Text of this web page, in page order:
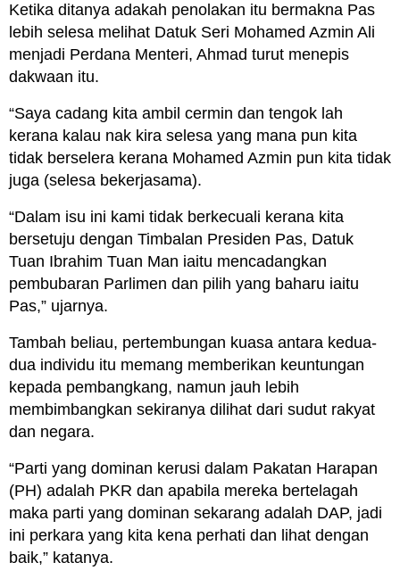
Ketika ditanya adakah penolakan itu bermakna Pas
lebih selesa melihat Datuk Seri Mohamed Azmin Ali
menjadi Perdana Menteri, Ahmad turut menepis
dakwaan itu.
“Saya cadang kita ambil cermin dan tengok lah
kerana kalau nak kira selesa yang mana pun kita
tidak berselera kerana Mohamed Azmin pun kita tidak
juga (selesa bekerjasama).
“Dalam isu ini kami tidak berkecuali kerana kita
bersetuju dengan Timbalan Presiden Pas, Datuk
Tuan Ibrahim Tuan Man iaitu mencadangkan
pembubaran Parlimen dan pilih yang baharu iaitu
Pas,” ujarnya.
Tambah beliau, pertembungan kuasa antara kedua-
dua individu itu memang memberikan keuntungan
kepada pembangkang, namun jauh lebih
membimbangkan sekiranya dilihat dari sudut rakyat
dan negara.
“Parti yang dominan kerusi dalam Pakatan Harapan
(PH) adalah PKR dan apabila mereka bertelagah
maka parti yang dominan sekarang adalah DAP, jadi
ini perkara yang kita kena perhati dan lihat dengan
baik,” katanya.